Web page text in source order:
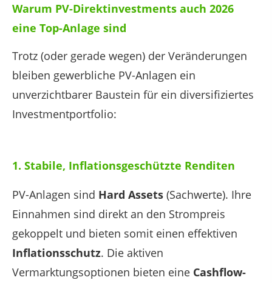
Warum PV-Direktinvestments auch 2026
eine Top-Anlage sind
Trotz (oder gerade wegen) der Veränderungen
bleiben gewerbliche PV-Anlagen ein
unverzichtbarer Baustein für ein diversifiziertes
Investmentportfolio:
1. Stabile, Inflationsgeschützte Renditen
PV-Anlagen sind Hard Assets (Sachwerte). Ihre
Einnahmen sind direkt an den Strompreis
gekoppelt und bieten somit einen effektiven
Inflationsschutz. Die aktiven
Vermarktungsoptionen bieten eine Cashflow-